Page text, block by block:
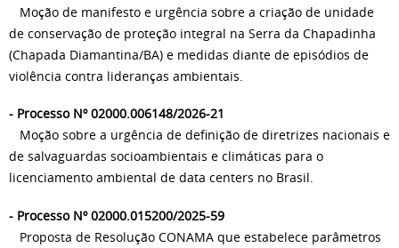
Moção de manifesto e urgência sobre a criação de unidade
de conservação de proteção integral na Serra da Chapadinha
(Chapada Diamantina/BA) e medidas diante de episódios de
violência contra lideranças ambientais.
- Processo Nº 02000.006148/2026-21
Moção sobre a urgência de definição de diretrizes nacionais e
de salvaguardas socioambientais e climáticas para o
licenciamento ambiental de data centers no Brasil.
- Processo Nº 02000.015200/2025-59
Proposta de Resolução CONAMA que estabelece parâmetros